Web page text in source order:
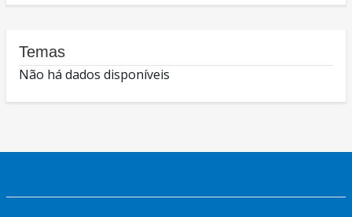
Temas
Não há dados disponíveis